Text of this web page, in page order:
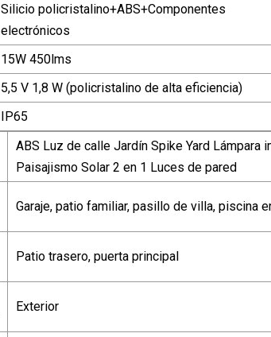
Silicio policristalino+ABS+Componentes
electrónicos
15W 450lms
5,5 V 1,8 W (policristalino de alta eficiencia)
IP65
ABS Luz de calle Jardín Spike Yard
Paisajismo Solar 2 en 1 Luces de pared
Garaje, patio familiar, pasillo de villa, piscina
Patio trasero, puerta principal
Exterior